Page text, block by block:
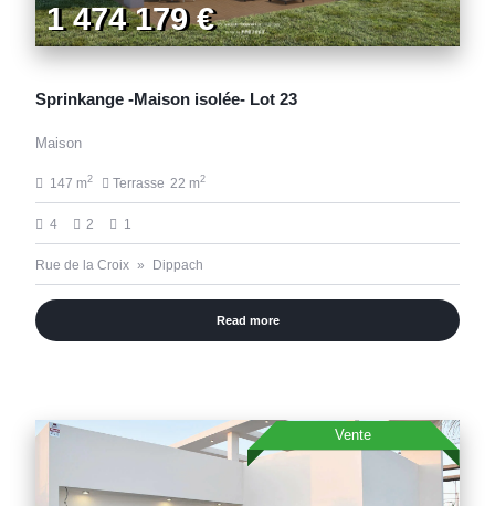
1 474 179 €
Sprinkange -Maison isolée- Lot 23
Maison
147 m2 Terrasse 22 m2
4 2 1
Rue de la Croix Dippach
Read more
Vente